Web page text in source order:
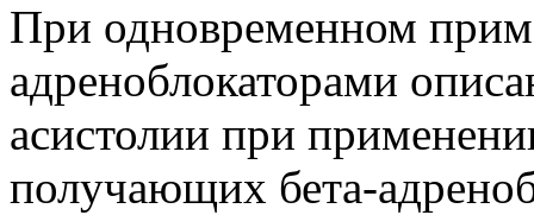
При одновременном
адреноблокаторами
асистолии при
получающих бета-